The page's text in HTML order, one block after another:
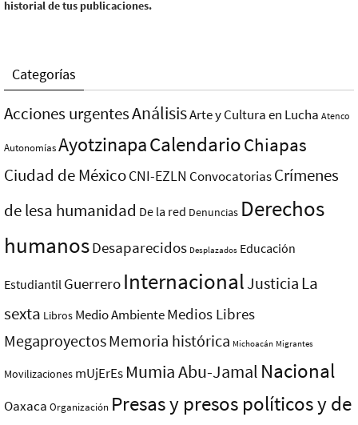
historial de tus publicaciones.
Categorías
Acciones urgentesAnálisisArte y Cultura en Lucha Atenco
AutonomíasAyotzinapaCalendarioChiapas
Ciudad de MéxicoCNI-EZLN ConvocatoriasCrímenes
de lesa humanidad De la red Denuncias Derechos
humanosDesaparecidos Desplazados Educación
Estudiantil Guerrero InternacionalJusticia La
sexta Libros Medio AmbienteMedios Libres
MegaproyectosMemoria histórica Michoacán Migrantes
Movilizaciones mUjErEs Mumia Abu-Jamal Nacional
Oaxaca Organización Presas y presos polí­ticos y de